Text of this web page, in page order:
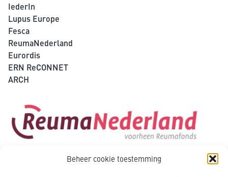
Beheer cookie toestemming
IederIn
Lupus Europe
Fesca
ReumaNederland
Eurordis
ERN ReCONNET
ARCH